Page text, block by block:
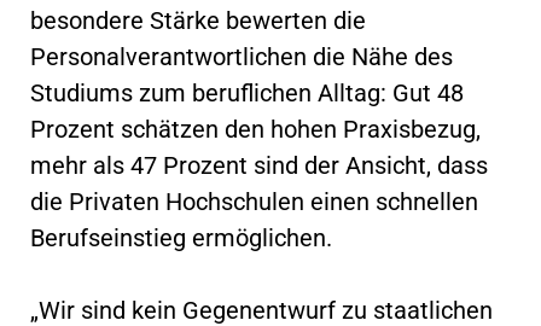
besondere Stärke bewerten die
Personalverantwortlichen die Nähe des
Studiums zum beruflichen Alltag: Gut 48
Prozent schätzen den hohen Praxisbezug,
mehr als 47 Prozent sind der Ansicht, dass
die Privaten Hochschulen einen schnellen
Berufseinstieg ermöglichen.
„Wir sind kein Gegenentwurf zu staatlichen